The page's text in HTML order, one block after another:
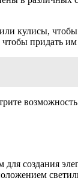
кулисы,
придать
для создания